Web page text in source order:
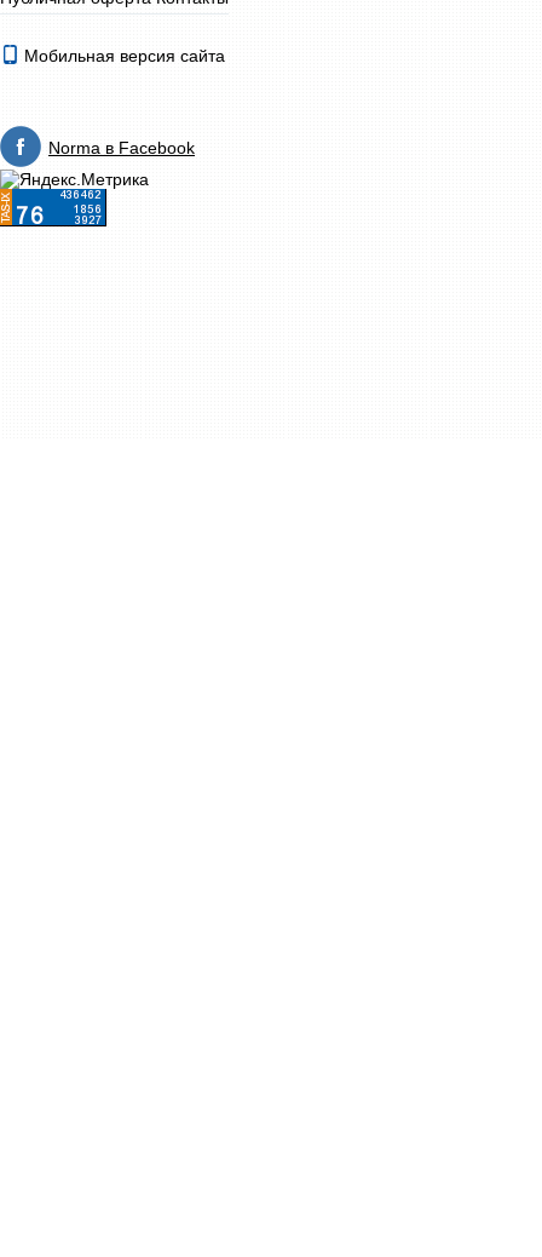
Мобильная версия сайта
Norma в Facebook